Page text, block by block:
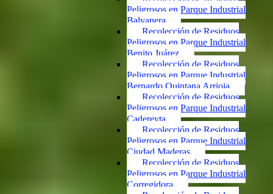
Peligrosos en Parque Industrial
Balvanera
Recolección de Residuos
Peligrosos en Parque Industrial
Benito Juárez
Recolección de Residuos
Peligrosos en Parque Industrial
Bernardo Quintana Arrioja
Recolección de Residuos
Peligrosos en Parque Industrial
Cadereyta
Recolección de Residuos
Peligrosos en Parque Industrial
Ciudad Maderas
Recolección de Residuos
Peligrosos en Parque Industrial
Corregidora